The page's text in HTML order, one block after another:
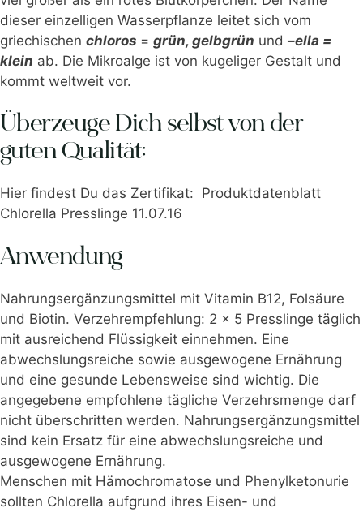
dieser einzelligen Wasserpflanze leitet sich vom
griechischen chloros = grün, gelbgrün und –ella =
klein ab. Die Mikroalge ist von kugeliger Gestalt und
kommt weltweit vor.
Überzeuge Dich selbst von der
guten Qualität:
Hier findest Du das Zertifikat: Produktdatenblatt
Chlorella Presslinge 11.07.16
Anwendung
Nahrungsergänzungsmittel mit Vitamin B12, Folsäure
und Biotin. Verzehrempfehlung: 2 x 5 Presslinge täglich
mit ausreichend Flüssigkeit einnehmen. Eine
abwechslungsreiche sowie ausgewogene Ernährung
und eine gesunde Lebensweise sind wichtig. Die
angegebene empfohlene tägliche Verzehrsmenge darf
nicht überschritten werden. Nahrungsergänzungsmittel
sind kein Ersatz für eine abwechslungsreiche und
ausgewogene Ernährung.
Menschen mit Hämochromatose und Phenylketonurie
sollten Chlorella aufgrund ihres Eisen- und